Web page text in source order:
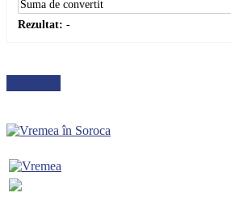
Rezultat: -